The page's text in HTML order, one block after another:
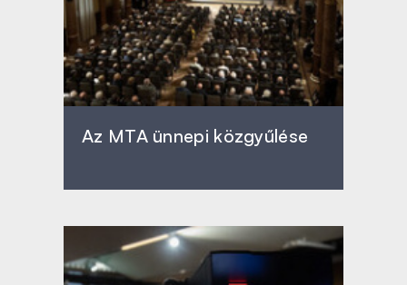
Az MTA ünnepi közgyűlése